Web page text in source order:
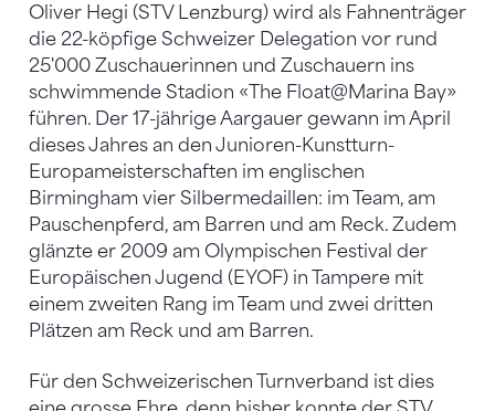
Oliver Hegi (STV Lenzburg) wird als Fahnenträger
die 22-köpfige Schweizer Delegation vor rund
25'000 Zuschauerinnen und Zuschauern ins
schwimmende Stadion «The Float@Marina Bay»
führen. Der 17-jährige Aargauer gewann im April
dieses Jahres an den Junioren-Kunstturn-
Europameisterschaften im englischen
Birmingham vier Silbermedaillen: im Team, am
Pauschenpferd, am Barren und am Reck. Zudem
glänzte er 2009 am Olympischen Festival der
Europäischen Jugend (EYOF) in Tampere mit
einem zweiten Rang im Team und zwei dritten
Plätzen am Reck und am Barren.
Für den Schweizerischen Turnverband ist dies